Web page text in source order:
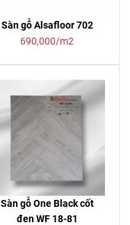
Sàn gỗ Alsafloor 702
690,000/m2
Sàn gỗ One Black cốt
đen WF 18-81